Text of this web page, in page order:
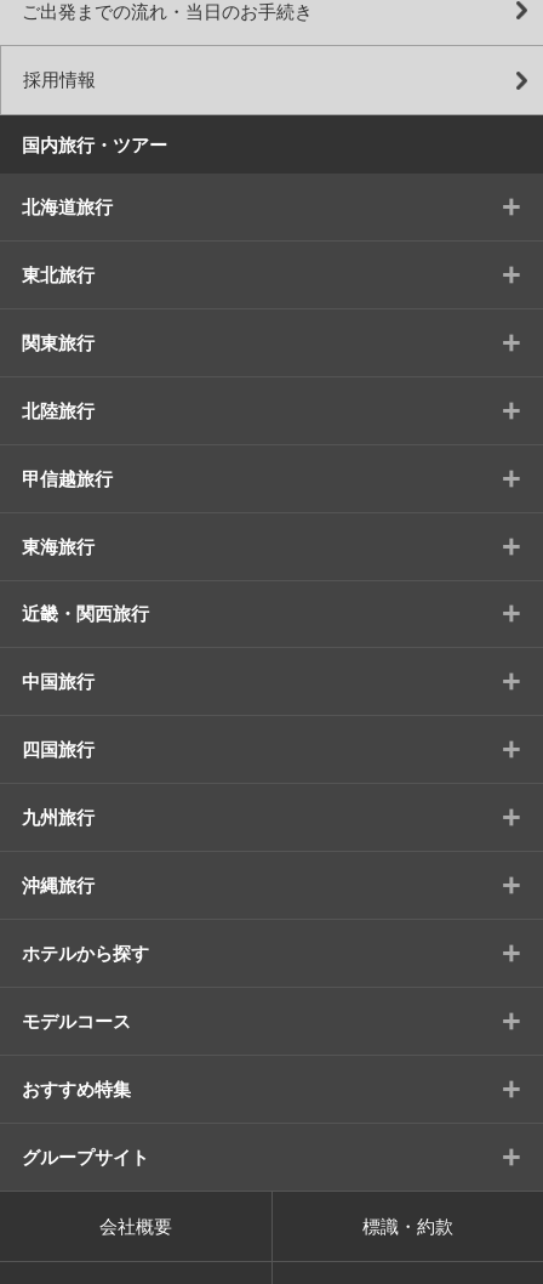
ご出発までの流れ・当日のお手続き
採用情報
国内旅行・ツアー
北海道旅行 +
東北旅行 +
関東旅行 +
北陸旅行 +
甲信越旅行 +
東海旅行 +
近畿・関西旅行 +
中国旅行 +
四国旅行 +
九州旅行 +
沖縄旅行 +
ホテルから探す +
モデルコース +
おすすめ特集 +
グループサイト +
会社概要 標識・約款